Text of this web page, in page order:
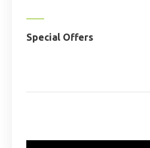
Special Offers